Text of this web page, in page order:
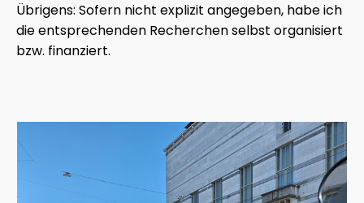
Übrigens: Sofern nicht explizit angegeben, habe ich
die entsprechenden Recherchen selbst organisiert
bzw. finanziert.